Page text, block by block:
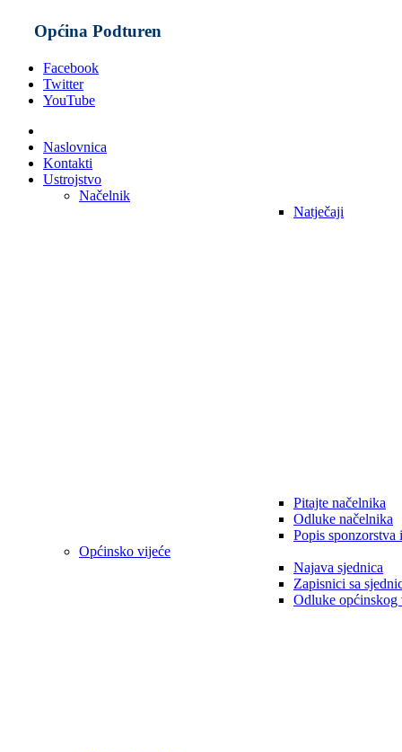
Općina Podturen
Facebook
Twitter
YouTube
Naslovnica
Kontakti
Ustrojstvo
Načelnik
Natječaji
Pitajte načelnika
Odluke načelnika
Popis sponzorstva
Općinsko vijeće
Najava sjednica
Zapisnici sa
Odluke općinskog